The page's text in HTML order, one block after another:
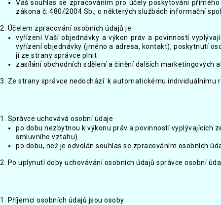
Váš souhlas se zpracováním pro účely poskytování
zákona č. 480/2004 Sb., o některých službách informační
2. Účelem zpracování osobních údajů je
vyřízení Vaší objednávky a výkon práv a povinností
vyřízení objednávky (jméno a adresa, kontakt), poskytnutí
jí ze strany správce plnit
zasílání obchodních sdělení a činění dalších marketingových
3. Ze strany správce nedochází k automatickému individuálnímu
1. Správce uchovává osobní údaje
po dobu nezbytnou k výkonu práv a povinností vyplývajících
smluvního vztahu).
po dobu, než je odvolán souhlas se zpracováním osobních
2. Po uplynutí doby uchovávání osobních údajů správce osobní
1. Příjemci osobních údajů jsou osoby